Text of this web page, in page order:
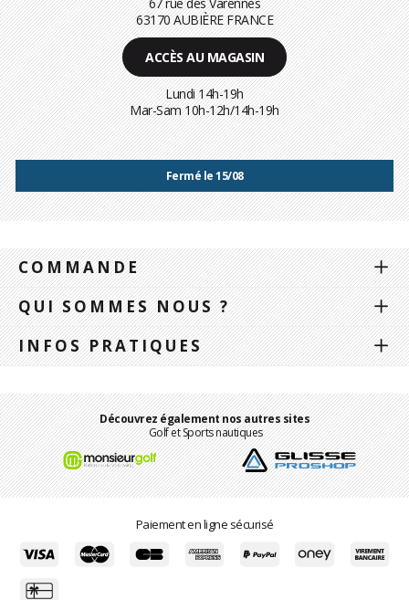
63170 AUBIÈRE FRANCE
ACCÈS AU MAGASIN
Lundi 14h-19h
Mar-Sam 10h-12h/14h-19h
Fermé le 15/08
COMMANDE
QUI SOMMES NOUS ?
INFOS PRATIQUES
Découvrez également nos autres sites
Golf et Sports nautiques
Paiement en ligne sécurisé